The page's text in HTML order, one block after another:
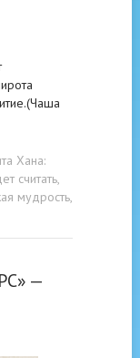
Хана:
считать,
мудрость,
—